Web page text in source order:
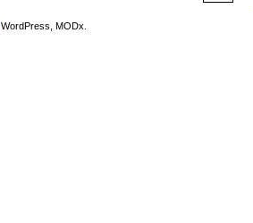
WordPress, MODx.